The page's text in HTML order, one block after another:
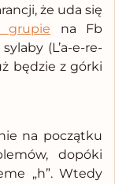
że uda się
grupie na Fb
(L’a-e-re-
będzie z górki
na początku
dopóki
„h”. Wtedy